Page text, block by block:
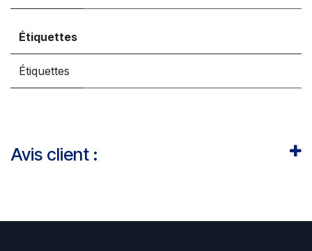
Étiquettes
Étiquettes
Avis client :